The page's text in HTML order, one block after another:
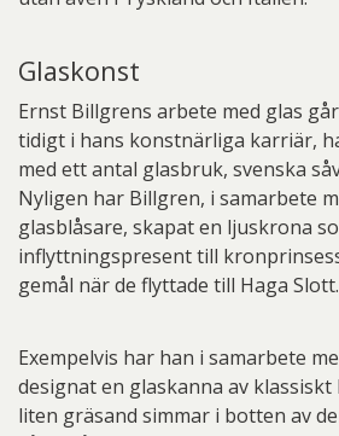
Glaskonst
Ernst Billgrens arbete med glas
tidigt i hans konstnärliga karriär,
med ett antal glasbruk, svenska
Nyligen har Billgren, i samarbete
glasblåsare, skapat en ljuskrona
inflyttningspresent till
gemål när de flyttade till Haga Slott.
Exempelvis har han i samarbete
designat en glaskanna av
liten gräsand simmar i botten av